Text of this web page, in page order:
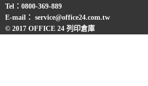
Tel：0800-369-889
E-mail： service@office24.com.tw
© 2017 OFFICE 24 列印倉庫